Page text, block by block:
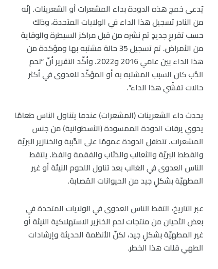
يُدعى خمج هذه الدودة بداء المشعرات أو الشعرينات. إنّه
من النادر تسجيل هذا الداء في الولايات المتحدة، وذلك
حسب تقريرٍ جديدٍ تم نشره من قبل مراكز السيطرة والوقاية
من الأمراض. تم تسجيل 35 حالة مشتبه بها ومؤكدة من
هذا الداء بين عامي 2016 و2022. وأكّد التقرير أنّ “لحم
الدُّب كان السبب المشتبه به أو المؤكّد للعدوى في أكثر
حالات تفشّي هذا الداء”.
يحدث داء الشعرينات (المشعرات) عندما يتناول الناس طعامًا
يحوي يرقات الدودة الممسودة (الأسطوانية) من جنس
المشعرات. تتطفل الدودة عمومًا على الدِّببة والخنازير البريّة
والقطط البريّة والثعالب والذئاب والفقمة والفظ. يلتقط
الناس العدوى في الغالب بعد تناول اللحوم النيئة أو غير
المطهيّة بشكلٍ جيد من الحيوانات المُصابة.
عبر التاريخ، التقط الناس العدوى في الولايات المتحدة في
بعض الأحيان من منتجات لحم الخنزير الاستهلاكية النيئة أو
غير المطهيّة بشكلٍ جيد، لكنّ الأنظمة الحديثة وإرشادات
الطهي قللت هذا الخطر.